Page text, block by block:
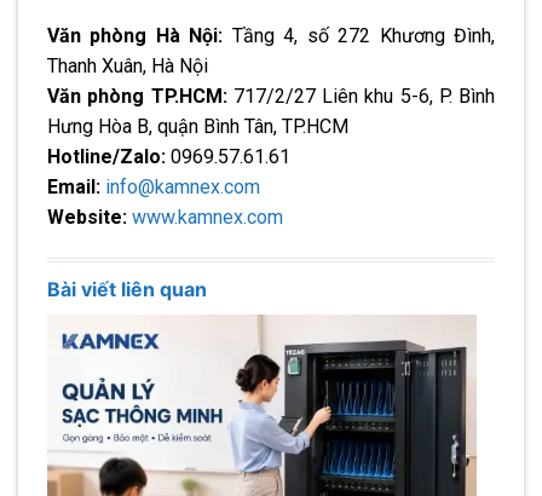
Văn phòng Hà Nội: Tầng 4, số 272 Khương Đình,
Thanh Xuân, Hà Nội
Văn phòng TP.HCM:717/2/27 Liên khu 5-6, P. Bình
Hưng Hòa B, quận Bình Tân, TP.HCM
Hotline/Zalo: 0969.57.61.61
Email: info@kamnex.com
Website: www.kamnex.com
Bài viết liên quan